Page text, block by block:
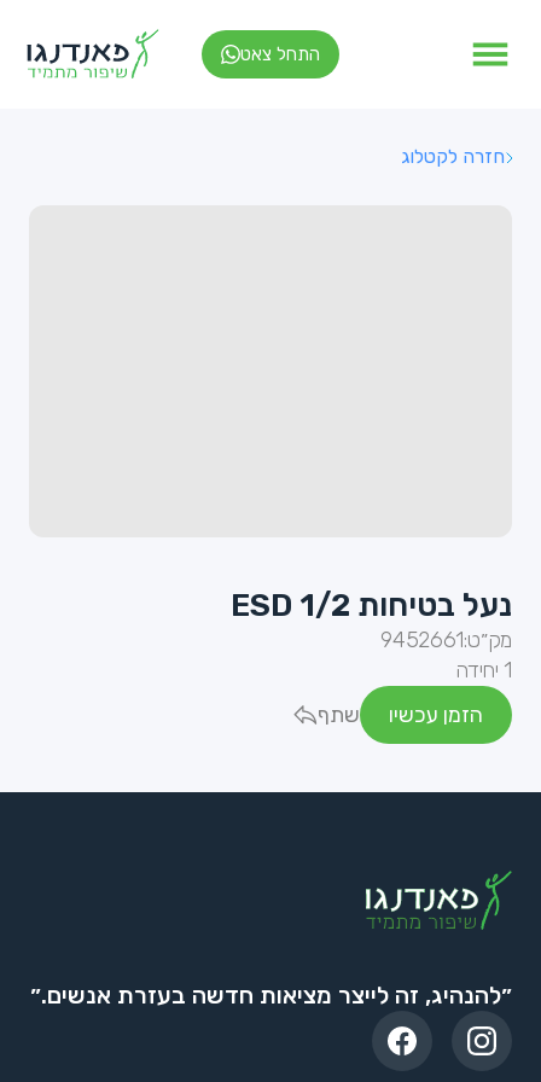
התחל צאט
חזרה לקטלוג
נעל בטיחות ESD 1/2
מק״ט:9452661
1 יחידה
הזמן עכשיו
שתף
״להנהיג, זה לייצר מציאות חדשה בעזרת אנשים.״